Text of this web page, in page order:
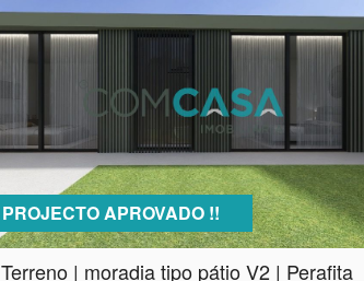
PROJECTO APROVADO !!
Terreno | moradia tipo pátio V2 | Perafita